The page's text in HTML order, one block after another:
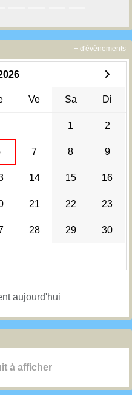
Ve Sa Di
1 2
7 8 9
14 15 16
21 22 23
28 29 30
aujourd'hui
+ d'évènements
à afficher